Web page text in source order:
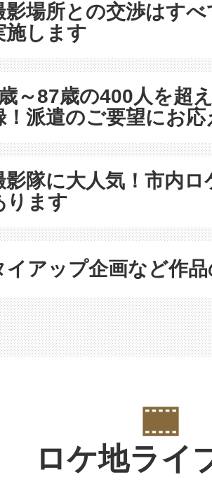
影場所との交渉はす
施します
～87歳の400人を超
！派遣のご要望にお
影隊に大人気！市内
ります
イアップ企画など作
ロケ地ライ